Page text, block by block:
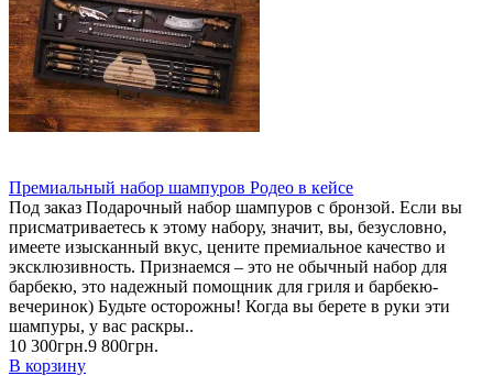
Премиальный набор шампуров Родео в кейсе
Под заказ Подарочный набор шампуров с бронзой. Если вы
присматриваетесь к этому набору, значит, вы, безусловно,
имеете изысканный вкус, цените премиальное качество и
эксклюзивность. Признаемся – это не обычный набор для
барбекю, это надежный помощник для гриля и барбекю-
вечеринок) Будьте осторожны! Когда вы берете в руки эти
шампуры, у вас раскры..
10 300грн.9 800грн.
В корзину